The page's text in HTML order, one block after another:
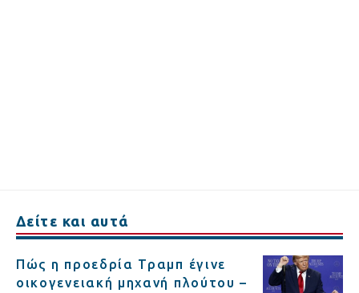
Δείτε και αυτά
Πώς η προεδρία Τραμπ έγινε
οικογενειακή μηχανή πλούτου –